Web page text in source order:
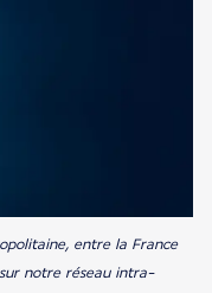
entre la France
notre réseau intra-